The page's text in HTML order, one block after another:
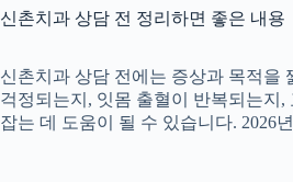
신촌치과 상담 전 정리하면 좋은 내용
신촌치과 상담 전에는 증상과 목적을
걱정되는지, 잇몸 출혈이 반복되는지
잡는 데 도움이 될 수 있습니다. 2026